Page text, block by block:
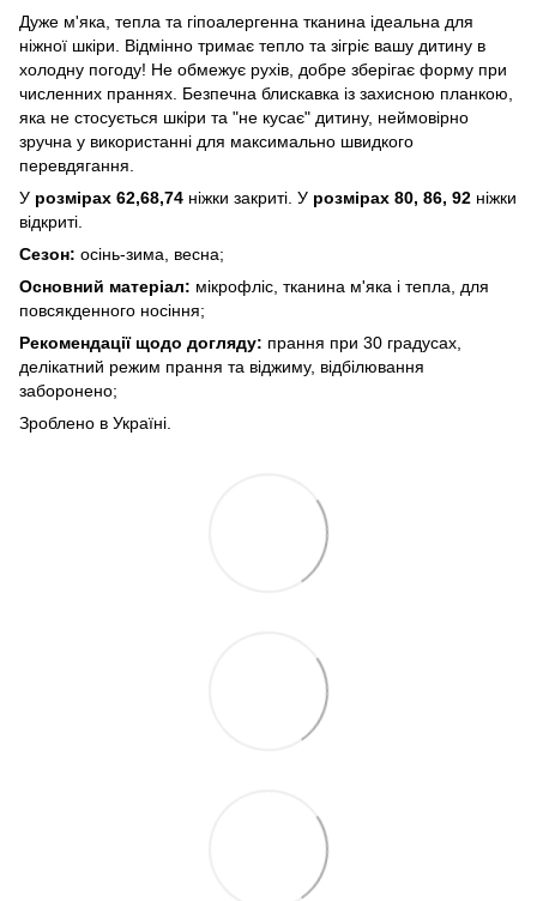
Дуже м'яка, тепла та гіпоалергенна тканина ідеальна для
ніжної шкіри. Відмінно тримає тепло та зігріє вашу дитину в
холодну погоду! Не обмежує рухів, добре зберігає форму при
численних праннях. Безпечна блискавка із захисною планкою,
яка не стосується шкіри та "не кусає" дитину, неймовірно
зручна у використанні для максимально швидкого
перевдягання.
У розмірах 62,68,74 ніжки закриті. У розмірах 80, 86, 92 ніжки
відкриті.
Сезон: осінь-зима, весна;
Основний матеріал: мікрофліс, тканина м'яка і тепла, для
повсякденного носіння;
Рекомендації щодо догляду: прання при 30 градусах,
делікатний режим прання та віджиму, відбілювання
заборонено;
Зроблено в Україні.